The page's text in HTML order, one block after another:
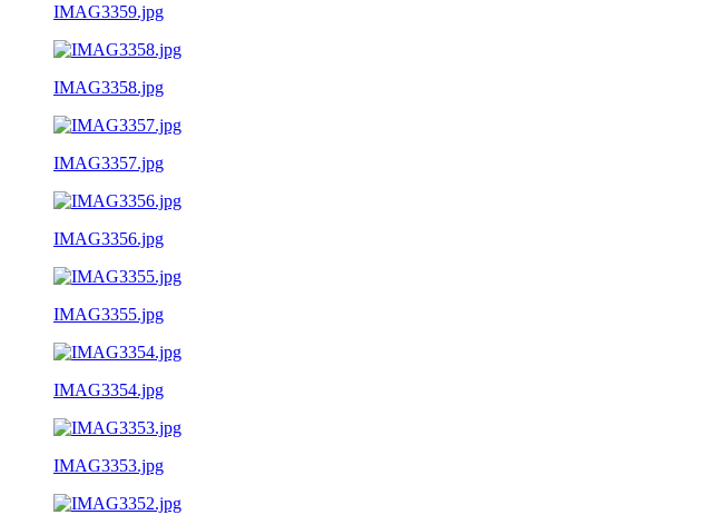
IMAG3359.jpg
IMAG3358.jpg
IMAG3357.jpg
IMAG3356.jpg
IMAG3355.jpg
IMAG3354.jpg
IMAG3353.jpg